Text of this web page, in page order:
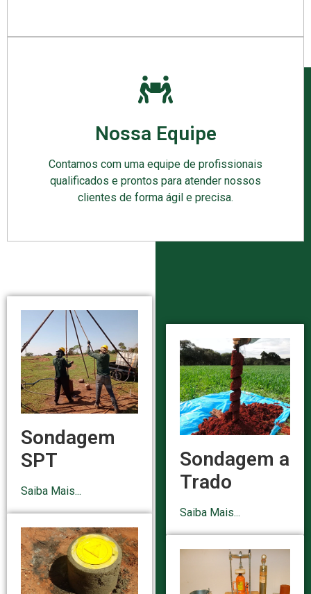
Nossa Equipe
Contamos com uma equipe de profissionais
qualificados e prontos para atender nossos
clientes de forma ágil e precisa.
Sondagem
SPT
Saiba Mais...
Sondagem a
Trado
Saiba Mais...